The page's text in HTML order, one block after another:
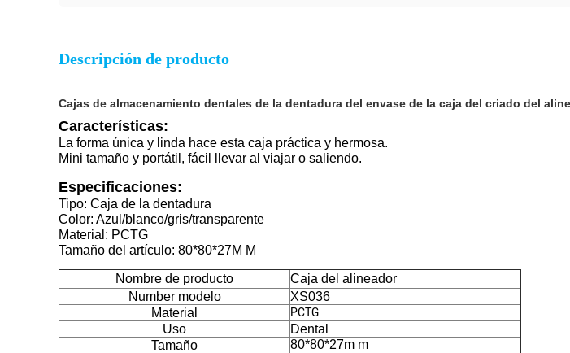
Descripción de producto
Cajas de almacenamiento dentales de la dentadura del envase de la caja del criado del
Características:
La forma única y linda hace esta caja práctica y hermosa.
Mini tamaño y portátil, fácil llevar al viajar o saliendo.
Especificaciones:
Tipo: Caja de la dentadura
Color: Azul/blanco/gris/transparente
Material: PCTG
Tamaño del artículo: 80*80*27M M
Nombre de producto
Caja del alineador
Number modelo
XS036
Material
PCTG
Uso
Dental
Tamaño
80*80*27m m